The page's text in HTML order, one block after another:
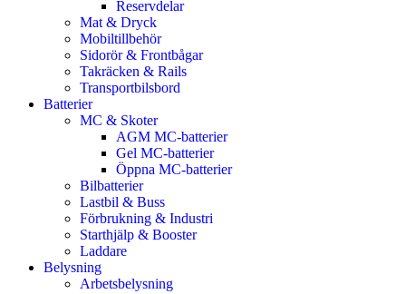
Reservdelar
Mat & Dryck
Mobiltillbehör
Sidorör & Frontbågar
Takräcken & Rails
Transportbilsbord
Batterier
MC & Skoter
AGM MC-batterier
Gel MC-batterier
Öppna MC-batterier
Bilbatterier
Lastbil & Buss
Förbrukning & Industri
Starthjälp & Booster
Laddare
Belysning
Arbetsbelysning